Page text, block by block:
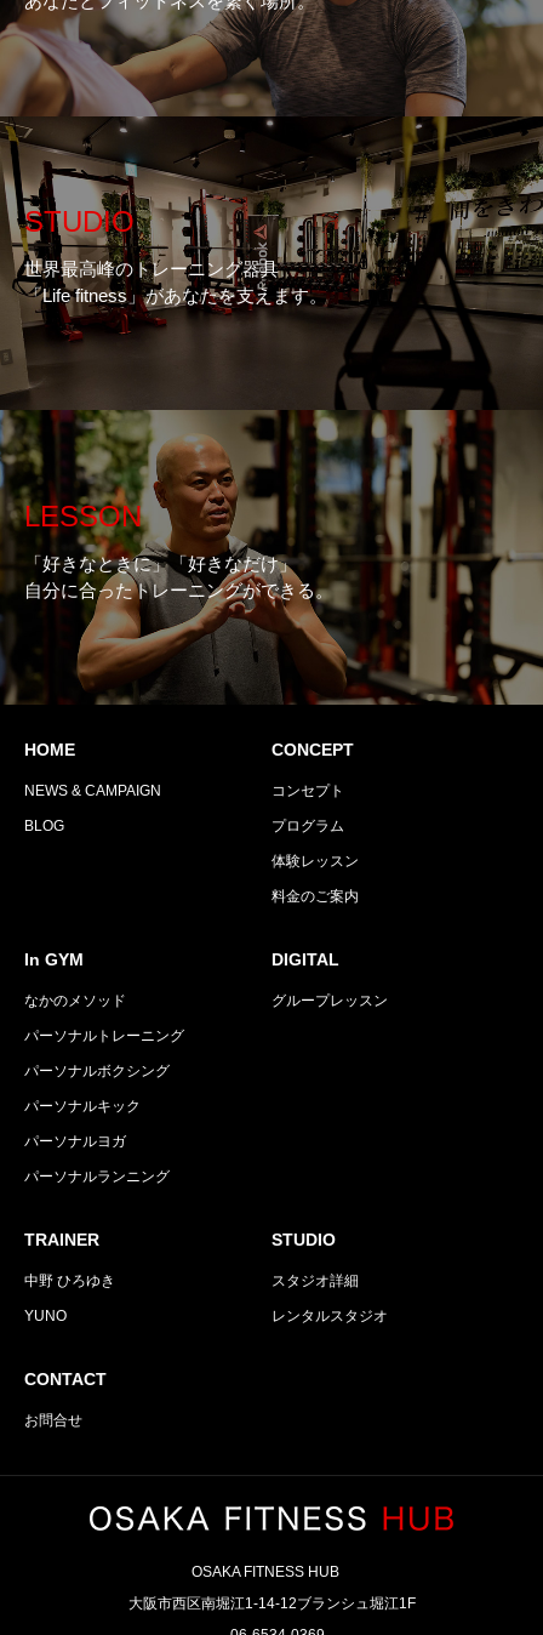
STUDIO
世界最高峰のトレーニング器具
「Life fitness」があなたを支えます。
LESSON
「好きなときに」「好きなだけ」
自分に合ったトレーニングができる。
HOME
NEWS & CAMPAIGN
BLOG
CONCEPT
コンセプト
プログラム
体験レッスン
料金のご案内
In GYM
なかのメソッド
パーソナルトレーニング
パーソナルボクシング
パーソナルキック
パーソナルヨガ
パーソナルランニング
DIGITAL
グループレッスン
TRAINER
中野 ひろゆき
YUNO
STUDIO
スタジオ詳細
レンタルスタジオ
CONTACT
お問合せ
OSAKA FITNESS HUB
大阪市西区南堀江1-14-12ブランシュ堀江1F